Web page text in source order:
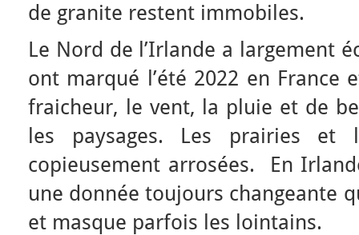
de granite restent immobiles.
Le Nord de l’Irlande a largement
ont marqué l’été 2022 en France
fraicheur, le vent, la pluie et de
les paysages. Les prairies
copieusement arrosées. En
une donnée toujours changeante
et masque parfois les lointains.